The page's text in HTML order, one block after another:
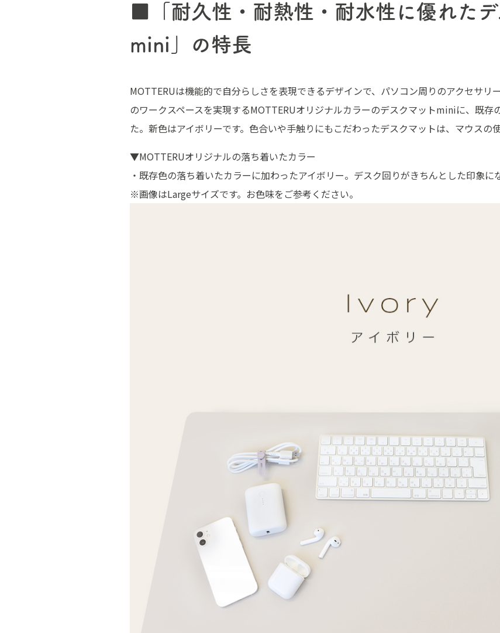
■「耐久性・耐熱性・耐水性に優れたデ
mini」の特長
MOTTERUは機能的で自分らしさを表現できるデザインで、パソコン周りのアクセサリ
のワークスペースを実現するMOTTERUオリジナルカラーのデスクマットminiに、既存
た。新色はアイボリーです。色合いや手触りにもこだわったデスクマットは、マウスの
▼MOTTERUオリジナルの落ち着いたカラー
・既存色の落ち着いたカラーに加わったアイボリー。デスク回りがきちんとした印象に
※画像はLargeサイズです。お色味をご参考ください。